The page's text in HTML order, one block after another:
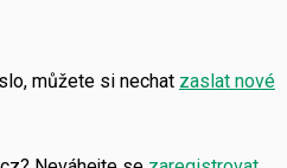
můžete si nechat zaslat nové